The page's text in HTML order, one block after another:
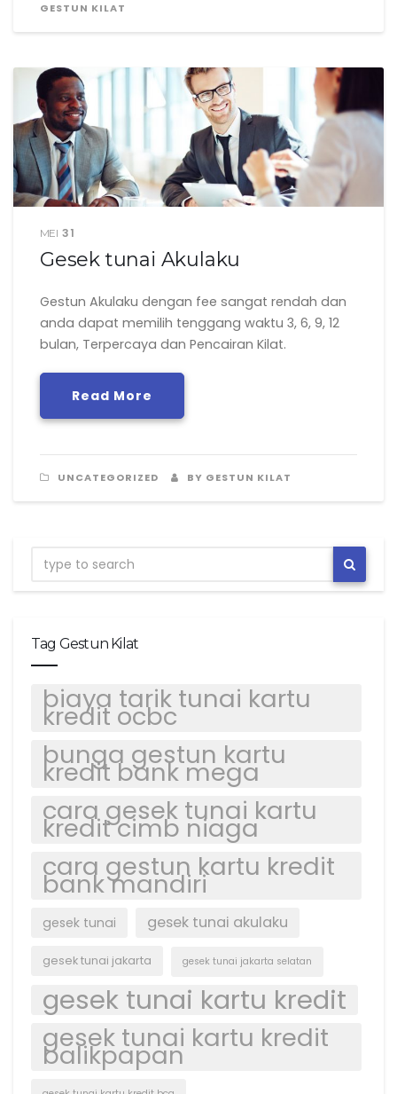
GESTUN KILAT
MEI 31
Gesek tunai Akulaku
Gestun Akulaku dengan fee sangat rendah dan
anda dapat memilih tenggang waktu 3, 6, 9, 12
bulan, Terpercaya dan Pencairan Kilat.
Read More
UNCATEGORIZED BY GESTUN KILAT
Tag Gestun Kilat
biaya tarik tunai kartu
kredit ocbc
bunga gestun kartu
kredit bank mega
cara gesek tunai kartu
kredit cimb niaga
cara gestun kartu kredit
bank mandiri
gesek tunai gesek tunai akulaku
gesek tunai jakarta gesek tunai jakarta selatan
gesek tunai kartu kredit
gesek tunai kartu kredit
balikpapan